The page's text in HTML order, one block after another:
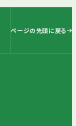
ページの先頭に戻る